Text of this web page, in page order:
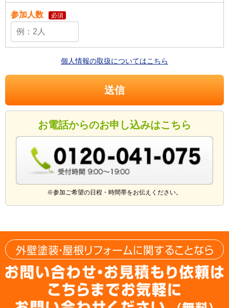
参加人数 必須
個人情報の取扱についてはこちら
お電話からのお申し込みはこちら
※参加ご希望の日程・時間帯をお伝えください。